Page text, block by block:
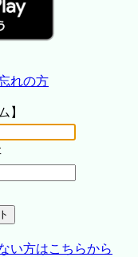
れの方
】
い方はこちらから